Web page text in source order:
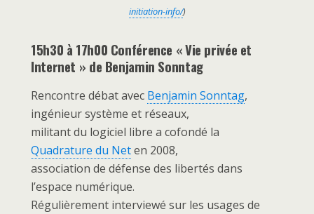
initiation-info/)
15h30 à 17h00 Conférence « Vie privée et
Internet » de Benjamin Sonntag
Rencontre débat avec Benjamin Sonntag,
ingénieur système et réseaux,
militant du logiciel libre a cofondé la
Quadrature du Neten 2008,
association de défense des libertés dans
l’espace numérique.
Régulièrement interviewé sur les usages de